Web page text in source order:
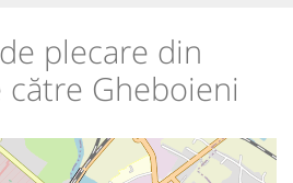
plecare din
către Gheboieni